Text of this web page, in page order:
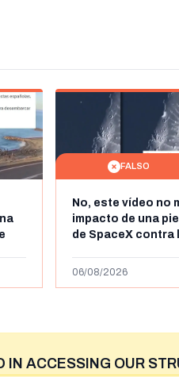
FALSO
No, este vídeo no
impacto de una
de SpaceX contra
menos abril de
06/08/2026
IN ACCESSING OUR